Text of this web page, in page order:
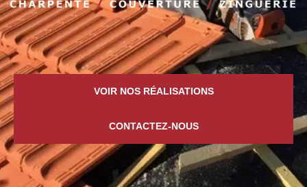
VOIR NOS RÉALISATIONS
CONTACTEZ-NOUS